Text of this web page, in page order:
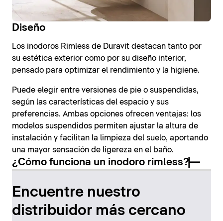
Diseño
Los inodoros Rimless de Duravit destacan tanto por
su estética exterior como por su diseño interior,
pensado para optimizar el rendimiento y la higiene.
Puede elegir entre versiones de pie o suspendidas,
según las características del espacio y sus
preferencias. Ambas opciones ofrecen ventajas: los
modelos suspendidos permiten ajustar la altura de
instalación y facilitan la limpieza del suelo, aportando
una mayor sensación de ligereza en el baño.
¿Cómo funciona un inodoro rimless?
Encuentre nuestro
distribuidor más cercano